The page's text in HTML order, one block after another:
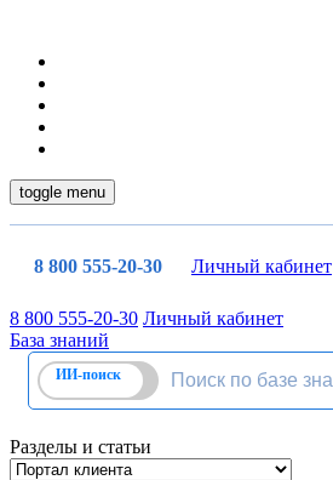
toggle menu
8 800 555-20-30 Личный кабинет
8 800 555-20-30 Личный кабинет
База знаний
Разделы и статьи